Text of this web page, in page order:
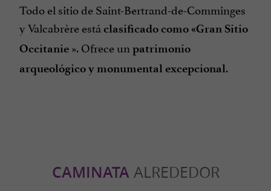
Todo el sitio de Saint-Bertrand-de-Comminges
y Valcabrère está clasificado como «Gran Sitio
Occitanie ». Ofrece un patrimonio
arqueológico y monumental excepcional.
CAMINATAALREDEDOR